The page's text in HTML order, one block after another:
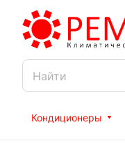
Кондиционеры